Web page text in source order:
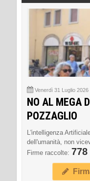
Venerdì 31 Luglio 2026
NO AL MEGA
POZZAGLIO
L'intelligenza
dell'umanità, non
Firme raccolte: 778